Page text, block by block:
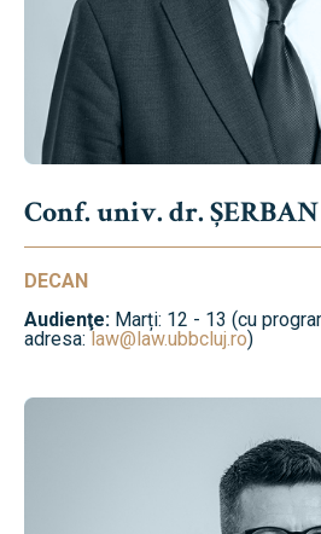
Conf. univ. dr.
DECAN
Audienţe: Marți: 12 - 13 (cu
adresa:law@law.ubbcluj.ro)